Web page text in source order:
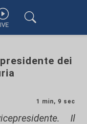
dei
1 min, 9 sec
Il